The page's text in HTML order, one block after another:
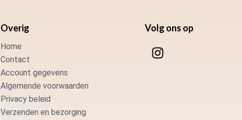
Overig
Home
Contact
Account gegevens
Algemende voorwaarden
Privacy beleid
Verzenden en bezorging
Volg ons op
I
n